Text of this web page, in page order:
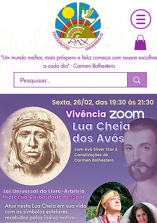
"Um mundo melhor, mais próspero e feliz começa com nossas escolhas
a cada dia" - Carmen Balhestero